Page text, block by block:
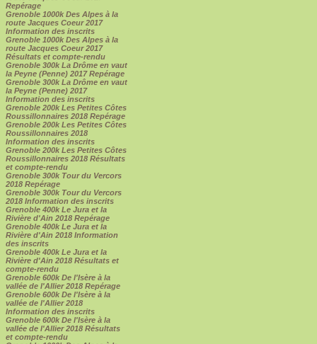
Repérage
Grenoble 1000k Des Alpes à la
route Jacques Coeur 2017
Information des inscrits
Grenoble 1000k Des Alpes à la
route Jacques Coeur 2017
Résultats et compte-rendu
Grenoble 300k La Drôme en vaut
la Peyne (Penne) 2017 Repérage
Grenoble 300k La Drôme en vaut
la Peyne (Penne) 2017
Information des inscrits
Grenoble 200k Les Petites Côtes
Roussillonnaires 2018 Repérage
Grenoble 200k Les Petites Côtes
Roussillonnaires 2018
Information des inscrits
Grenoble 200k Les Petites Côtes
Roussillonnaires 2018 Résultats
et compte-rendu
Grenoble 300k Tour du Vercors
2018 Repérage
Grenoble 300k Tour du Vercors
2018 Information des inscrits
Grenoble 400k Le Jura et la
Rivière d'Ain 2018 Repérage
Grenoble 400k Le Jura et la
Rivière d'Ain 2018 Information
des inscrits
Grenoble 400k Le Jura et la
Rivière d'Ain 2018 Résultats et
compte-rendu
Grenoble 600k De l'Isère à la
vallée de l'Allier 2018 Repérage
Grenoble 600k De l'Isère à la
vallée de l'Allier 2018
Information des inscrits
Grenoble 600k De l'Isère à la
vallée de l'Allier 2018 Résultats
et compte-rendu